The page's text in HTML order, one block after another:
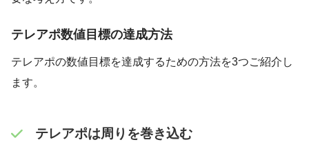
テレアポ数値目標の達成方法
テレアポの数値目標を達成するための方法を3つご紹介し
ます。
テレアポは周りを巻き込む